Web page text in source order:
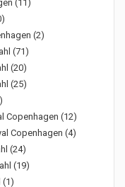
(11)
(2)
(71)
(20)
(25)
Copenhagen (12)
Copenhagen (4)
(24)
(19)
(1)